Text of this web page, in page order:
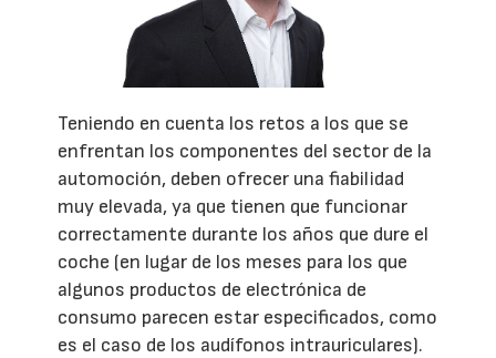
Teniendo en cuenta los retos a los que se
enfrentan los componentes del sector de la
automoción, deben ofrecer una fiabilidad
muy elevada, ya que tienen que funcionar
correctamente durante los años que dure el
coche (en lugar de los meses para los que
algunos productos de electrónica de
consumo parecen estar especificados, como
es el caso de los audífonos intrauriculares).